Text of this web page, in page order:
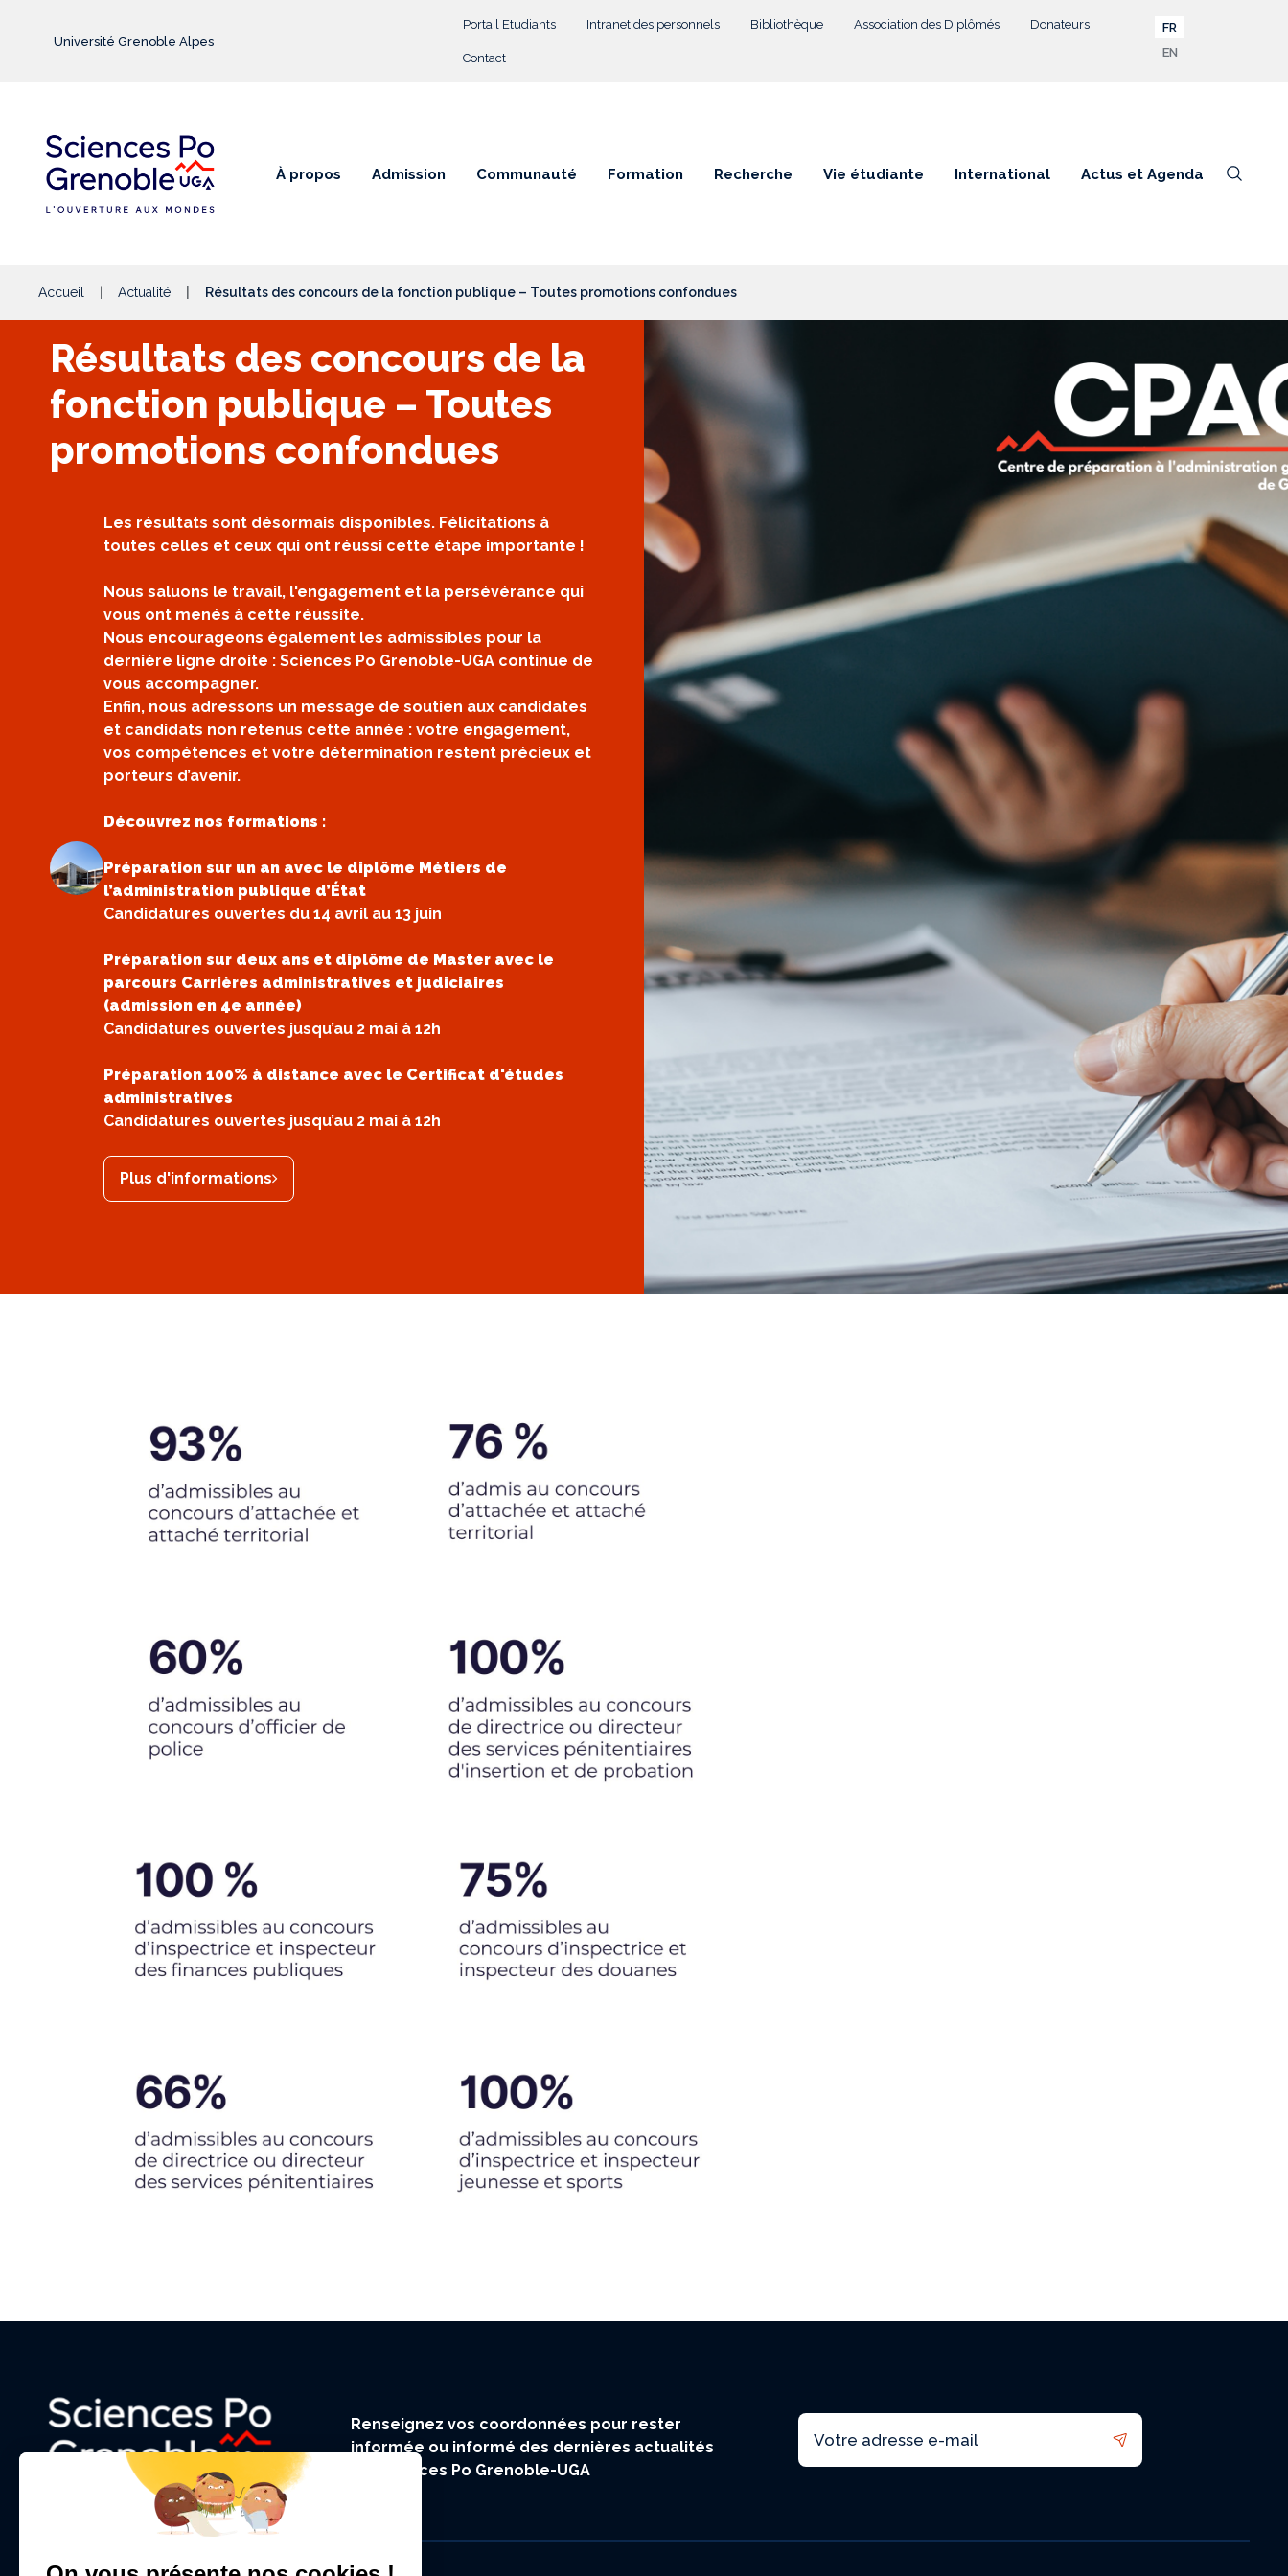
Université Grenoble Alpes Menu Top
Portail Etudiants Intranet des personnels Bibliothèque Association des Diplômés Donateurs
Contact
FR
EN
À propos Admission Communauté Formation Recherche Vie étudiante International Actus et Agenda
Accueil Actualité Résultats des concours de la fonction publique – Toutes promotions confondues
Résultats des concours de la
fonction publique – Toutes
promotions confondues
Les résultats sont désormais disponibles. Félicitations à
toutes celles et ceux qui ont réussi cette étape importante !
Nous saluons le travail, l'engagement et la persévérance qui
vous ont menés à cette réussite.
Nous encourageons également les admissibles pour la
dernière ligne droite : Sciences Po Grenoble-UGA continue de
vous accompagner.
Enfin, nous adressons un message de soutien aux candidates
et candidats non retenus cette année : votre engagement,
vos compétences et votre détermination restent précieux et
porteurs d’avenir.
Découvrez nos formations :
Préparation sur un an avec le diplôme Métiers de
l’administration publique d’État
Candidatures ouvertes du 14 avril au 13 juin
Préparation sur deux ans et diplôme de Master avec le
parcours Carrières administratives et judiciaires
(admission en 4e année)
Candidatures ouvertes jusqu’au 2 mai à 12h
Préparation 100% à distance avec le Certificat d'études
administratives
Candidatures ouvertes jusqu’au 2 mai à 12h
Plus d'informations
Renseignez vos coordonnées pour rester
informée ou informé des dernières actualités
de Sciences Po Grenoble-UGA
Email